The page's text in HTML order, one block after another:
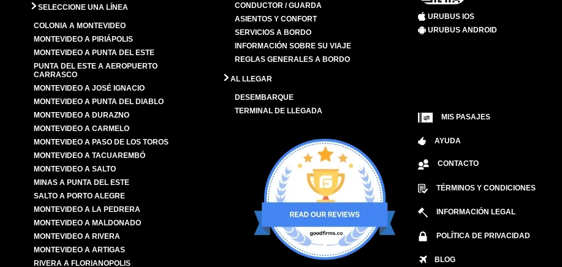
SELECCIONE UNA LÍNEA
COLONIA A MONTEVIDEO
MONTEVIDEO A PIRIÁPOLIS
MONTEVIDEO A PUNTA DEL ESTE
PUNTA DEL ESTE A AEROPUERTO
CARRASCO
MONTEVIDEO A JOSÉ IGNACIO
MONTEVIDEO A PUNTA DEL DIABLO
MONTEVIDEO A DURAZNO
MONTEVIDEO A CARMELO
MONTEVIDEO A PASO DE LOS TOROS
MONTEVIDEO A TACUAREMBÓ
MONTEVIDEO A SALTO
MINAS A PUNTA DEL ESTE
SALTO A PORTO ALEGRE
MONTEVIDEO A LA PEDRERA
MONTEVIDEO A MALDONADO
MONTEVIDEO A RIVERA
MONTEVIDEO A ARTIGAS
RIVERA A FLORIANOPOLIS
CONDUCTOR / GUARDA
ASIENTOS Y CONFORT
SERVICIOS A BORDO
INFORMACIÓN SOBRE SU VIAJE
REGLAS GENERALES A BORDO
AL LLEGAR
DESEMBARQUE
TERMINAL DE LLEGADA
URUBUS IOS
URUBUS ANDROID
MIS PASAJES
AYUDA
CONTACTO
TÉRMINOS Y CONDICIONES
INFORMACIÓN LEGAL
POLÍTICA DE PRIVACIDAD
BLOG